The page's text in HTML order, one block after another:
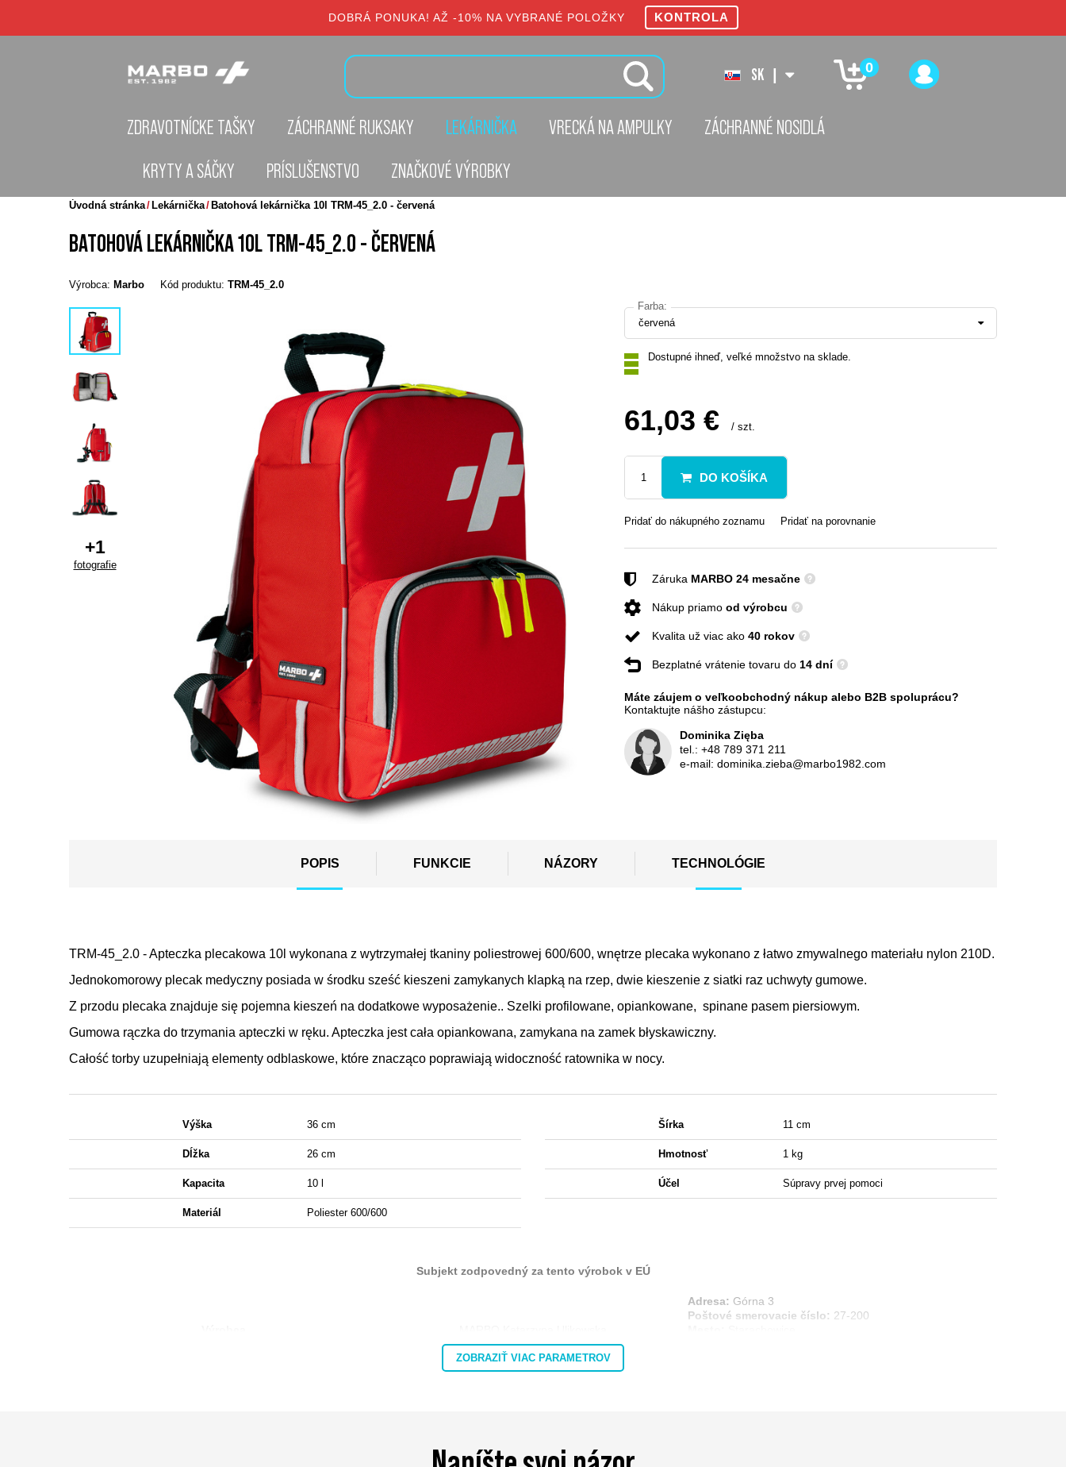
DOBRÁ PONUKA! AŽ -10% NA VYBRANÉ POLOŽKY KONTROLA
SK 0
ZDRAVOTNÍCKE TAŠKY ZÁCHRANNÉ RUKSAKY LEKÁRNIČKA VRECKÁ NA AMPULKY
ZÁCHRANNÉ NOSIDLÁ
KRYTY A SÁČKY
PRÍSLUŠENSTVO ZNAČKOVÉ VÝROBKY
Úvodná stránka Lekárnička Batohová lekárnička 10l TRM-45_2.0 - červená
BATOHOVÁ LEKÁRNIČKA 10L TRM-45_2.0 - ČERVENÁ
Výrobca: Marbo Kód produktu: TRM-45_2.0
+1
fotografie
Farba:
červená
Dostupné ihneď, veľké množstvo na sklade.
61,03 € / szt.
DO KOŠÍKA
Pridať do nákupného zoznamu Pridať na porovnanie
Záruka MARBO 24 mesačne
Nákup priamo od výrobcu
Kvalita už viac ako 40 rokov
Bezplatné vrátenie tovaru do 14 dní
Máte záujem o veľkoobchodný nákup alebo B2B spoluprácu?
Kontaktujte nášho zástupcu:
Dominika Zięba
tel.: +48 789 371 211
e-mail: dominika.zieba@marbo1982.com
POPIS FUNKCIE NÁZORY TECHNOLÓGIE
TRM-45_2.0 - Apteczka plecakowa 10l wykonana z wytrzymałej tkaniny poliestrowej 600/600, wnętrze plecaka wykonano z łatwo zmywalnego materiału nylon 210D.
Jednokomorowy plecak medyczny posiada w środku sześć kieszeni zamykanych klapką na rzep, dwie kieszenie z siatki raz uchwyty gumowe.
Z przodu plecaka znajduje się pojemna kieszeń na dodatkowe wyposażenie.. Szelki profilowane, opiankowane, spinane pasem piersiowym.
Gumowa rączka do trzymania apteczki w ręku. Apteczka jest cała opiankowana, zamykana na zamek błyskawiczny.
Całość torby uzupełniają elementy odblaskowe, które znacząco poprawiają widoczność ratownika w nocy.
Výška 36 cm Šírka 11 cm
Dĺžka 26 cm Hmotnosť 1 kg
Kapacita 10 l Účel Súpravy prvej pomoci
Materiál Poliester 600/600
Subjekt zodpovedný za tento výrobok v EÚ
Adresa: Górna 3
Poštové smerovacie číslo: 27-200
ZOBRAZIŤ VIAC PARAMETROV